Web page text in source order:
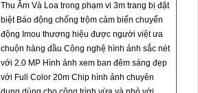
Thu Âm Và Loa trong phạm vi 3m trang bị đặt
biệt Báo động chống trộm cảm biến chuyển
động Imou thương hiệu được người việt ưa
chuộn hàng đầu Công nghệ hình ảnh sắc nét
với 2.0 MP Hình ảnh xem ban đêm sáng đẹp
với Full Color 20m Chip hình ảnh chuyên